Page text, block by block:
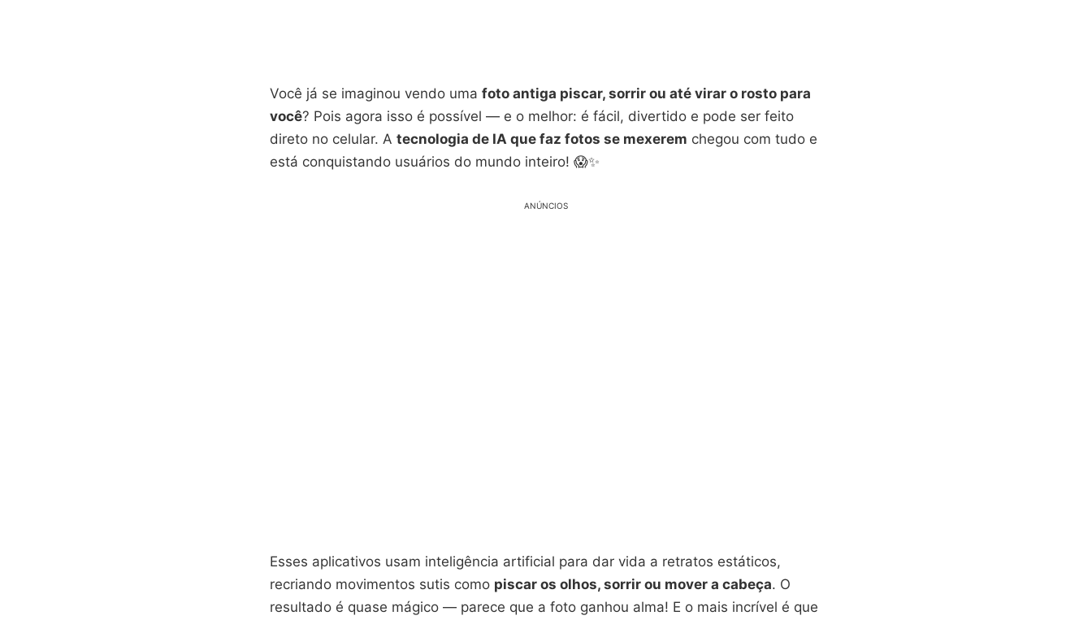
Você já se imaginou vendo uma foto antiga piscar, sorrir ou até virar o rosto para
você? Pois agora isso é possível — e o melhor: é fácil, divertido e pode ser feito
direto no celular. A tecnologia de IA que faz fotos se mexerem chegou com tudo e
está conquistando usuários do mundo inteiro! 😱✨
ANÚNCIOS
Esses aplicativos usam inteligência artificial para dar vida a retratos estáticos,
recriando movimentos sutis como piscar os olhos, sorrir ou mover a cabeça. O
resultado é quase mágico — parece que a foto ganhou alma! E o mais incrível é que